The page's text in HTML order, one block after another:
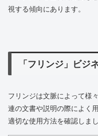
視する傾向にあります。
「フリンジ」ビジ
フリンジは文脈によって様
連の文書や説明の際によく
適切な使用方法を確認しまし